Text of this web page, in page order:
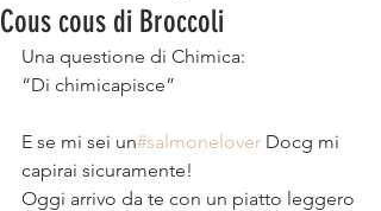
Cous cous di Broccoli
Una questione di Chimica:⠀
“Di chimicapisce”⠀
E se mi sei un#salmonelover Docg mi
capirai sicuramente!⠀
Oggi arrivo da te con un piatto leggero